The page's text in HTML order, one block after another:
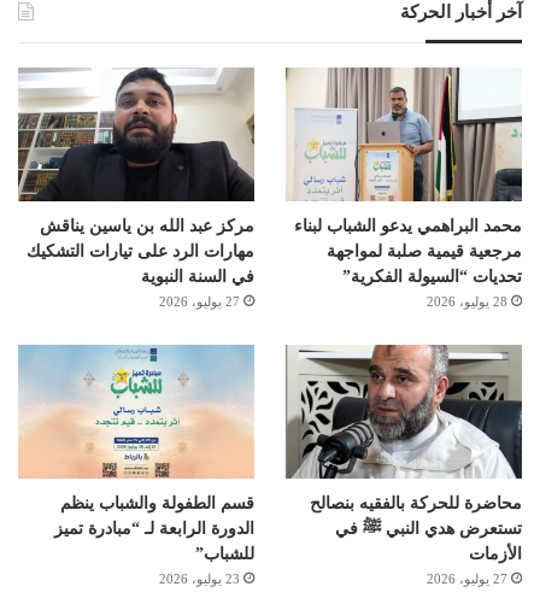
آخر أخبار الحركة
محمد البراهمي يدعو الشباب لبناء
مرجعية قيمية صلبة لمواجهة
تحديات “السيولة الفكرية”
28 يوليو، 2026
مركز عبد الله بن ياسين يناقش
مهارات الرد على تيارات التشكيك
في السنة النبوية
27 يوليو، 2026
محاضرة للحركة بالفقيه بنصالح
تستعرض هدي النبي ﷺ في
الأزمات
27 يوليو، 2026
قسم الطفولة والشباب ينظم
الدورة الرابعة لـ “مبادرة تميز
للشباب”
23 يوليو، 2026